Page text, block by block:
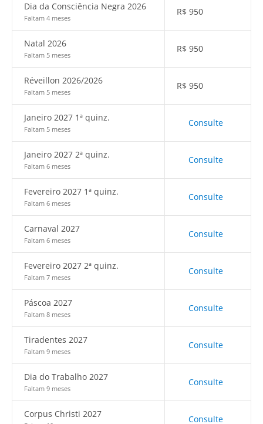
Dia da Consciência Negra 2026
Faltam 4 meses
R$ 950
Natal 2026
Faltam 5 meses
R$ 950
Réveillon 2026/2026
Faltam 5 meses
R$ 950
Janeiro 2027 1ª quinz.
Faltam 5 meses
Consulte
Janeiro 2027 2ª quinz.
Faltam 6 meses
Consulte
Fevereiro 2027 1ª quinz.
Faltam 6 meses
Consulte
Carnaval 2027
Faltam 6 meses
Consulte
Fevereiro 2027 2ª quinz.
Faltam 7 meses
Consulte
Páscoa 2027
Faltam 8 meses
Consulte
Tiradentes 2027
Faltam 9 meses
Consulte
Dia do Trabalho 2027
Faltam 9 meses
Consulte
Corpus Christi 2027 Consulte